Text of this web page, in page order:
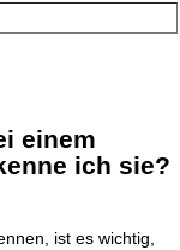
einem
ich sie?
ist es wichtig,